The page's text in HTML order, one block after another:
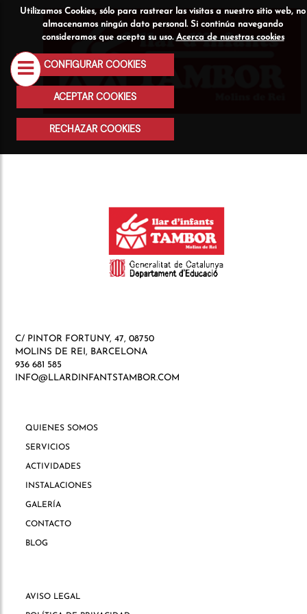
Utilizamos Cookies, sólo para rastrear las visitas a nuestro sitio web, no
almacenamos ningún dato personal. Si continúa navegando
consideramos que acepta su uso. Acerca de nuestras cookies
CONFIGURAR COOKIES
ACEPTAR COOKIES
RECHAZAR COOKIES
Quiénes
Servicios
C/ PINTOR FORTUNY, 47, 08750
MOLINS DE REI, BARCELONA
936 681 585
INFO@LLARDINFANTSTAMBOR.COM
QUIENES SOMOS
SERVICIOS
ACTIVIDADES
INSTALACIONES
GALERÍA
CONTACTO
BLOG
AVISO LEGAL